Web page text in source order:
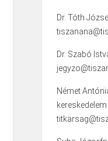
Dr. Tóth
Dr. Szabó
Német
kereskedelem